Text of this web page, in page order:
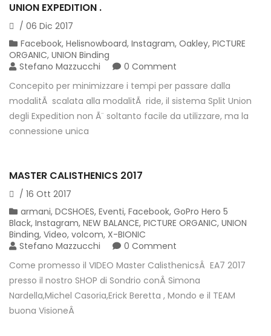
UNION EXPEDITION .
/ 06 Dic 2017
Facebook, Helisnowboard, Instagram, Oakley, PICTURE
ORGANIC, UNION Binding
Stefano Mazzucchi
0 Comment
Concepito per minimizzare i tempi per passare dalla
modalitÃ scalata alla modalitÃ ride, il sistema Split Union
degli Expedition non Ã¨ soltanto facile da utilizzare, ma la
connessione unica
MASTER CALISTHENICS 2017
/ 16 Ott 2017
armani, DCSHOES, Eventi, Facebook, GoPro Hero 5
Black, Instagram, NEW BALANCE, PICTURE ORGANIC, UNION
Binding, Video, volcom, X-BIONIC
Stefano Mazzucchi
0 Comment
Come promesso il VIDEO Master CalisthenicsÂ EA7 2017
presso il nostro SHOP di Sondrio conÂ Simona
Nardella,Michel Casoria,Erick Beretta , Mondo e il TEAM
buona VisioneÂ